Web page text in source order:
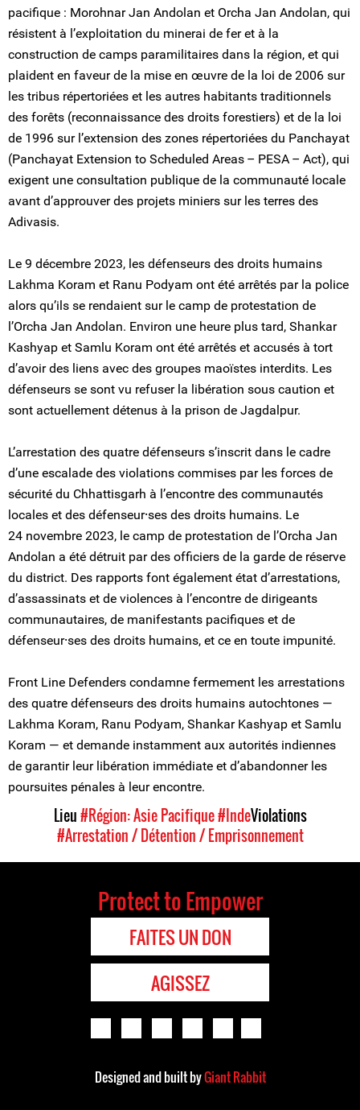
pacifique : Morohnar Jan Andolan et Orcha Jan Andolan, qui
résistent à l’exploitation du minerai de fer et à la
construction de camps paramilitaires dans la région, et qui
plaident en faveur de la mise en œuvre de la loi de 2006 sur
les tribus répertoriées et les autres habitants traditionnels
des forêts (reconnaissance des droits forestiers) et de la loi
de 1996 sur l’extension des zones répertoriées du Panchayat
(Panchayat Extension to Scheduled Areas – PESA – Act), qui
exigent une consultation publique de la communauté locale
avant d’approuver des projets miniers sur les terres des
Adivasis.
Le 9 décembre 2023, les défenseurs des droits humains
Lakhma Koram et Ranu Podyam ont été arrêtés par la police
alors qu’ils se rendaient sur le camp de protestation de
l’Orcha Jan Andolan. Environ une heure plus tard, Shankar
Kashyap et Samlu Koram ont été arrêtés et accusés à tort
d’avoir des liens avec des groupes maoïstes interdits. Les
défenseurs se sont vu refuser la libération sous caution et
sont actuellement détenus à la prison de Jagdalpur.
L’arrestation des quatre défenseurs s’inscrit dans le cadre
d’une escalade des violations commises par les forces de
sécurité du Chhattisgarh à l’encontre des communautés
locales et des défenseur⸱ses des droits humains. Le
24 novembre 2023, le camp de protestation de l’Orcha Jan
Andolan a été détruit par des officiers de la garde de réserve
du district. Des rapports font également état d’arrestations,
d’assassinats et de violences à l’encontre de dirigeants
communautaires, de manifestants pacifiques et de
défenseur⸱ses des droits humains, et ce en toute impunité.
Front Line Defenders condamne fermement les arrestations
des quatre défenseurs des droits humains autochtones —
Lakhma Koram, Ranu Podyam, Shankar Kashyap et Samlu
Koram — et demande instamment aux autorités indiennes
de garantir leur libération immédiate et d’abandonner les
poursuites pénales à leur encontre.
Lieu#Région: Asie Pacifique#IndeViolations
#Arrestation / Détention / Emprisonnement
Protect to Empower
FAITES UN DON
AGISSEZ
Designed and built byGiant Rabbit